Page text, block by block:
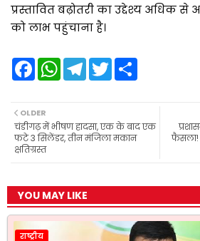
प्रस्तावित बढ़ोतरी का उद्देश्य अधिक
को लाभ पहुंचाना है।
F
a
b
o
o
k
W
A
p
p
T
e
r
a
m
T
w
e
r
फैसला!
OLDER
चंडीगढ़ में भीषण हादसा, एक के बाद एक
फटे 3 सिलेंडर, तीन मंजिला मकान
क्षतिग्रस्त
YOU MAY LIKE
राष्ट्रीय